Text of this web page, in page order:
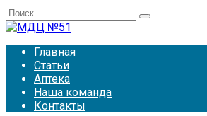
Перейти
к
Search
for:
Главная
Статьи
Аптека
Наша команда
Контакты